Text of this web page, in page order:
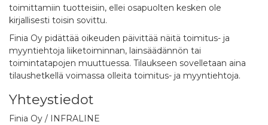
toimittamiin tuotteisiin, ellei osapuolten kesken ole
kirjallisesti toisin sovittu.
Finia Oy pidättää oikeuden päivittää näitä toimitus- ja
myyntiehtoja liiketoiminnan, lainsäädännön tai
toimintatapojen muuttuessa. Tilaukseen sovelletaan aina
tilaushetkellä voimassa olleita toimitus- ja myyntiehtoja.
Yhteystiedot
Finia Oy / INFRALINE